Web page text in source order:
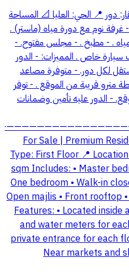
دور 📍 الحي: العليا 📐 المساحة
- غرفة نوم مع دورة مياه (ماستر) .
. - ⁠مطبخ . - ⁠مجلس مفتوح. -
خاص . المميزات: - الدور
لكل دور. - متوفرة مصاعد
قريبة من الموقع . - توفر
- الدور عليه تأمين وضمانات
For Sale | Premium
Type: First Floor 📍
sqm Includes: • Master
One bedroom • Walk-in
Open majlis • Front rooftop
Features: • Located
and water meters for
private entrance for each
Near markets and